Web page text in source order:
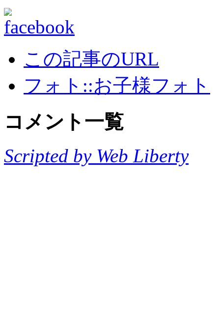
この記事のURL
フォト::お子様フォト
コメント一覧
Scripted by Web Liberty